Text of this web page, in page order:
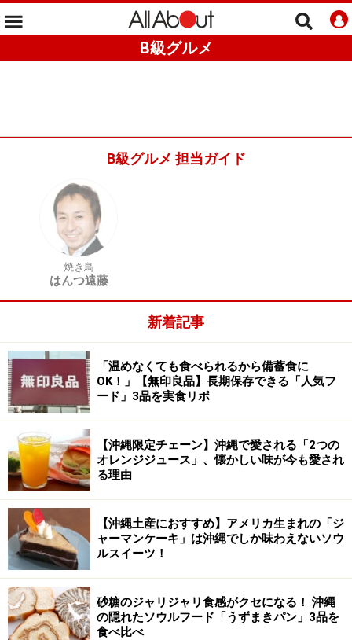
B級グルメ
B級グルメ 担当ガイド
焼き鳥
はんつ遠藤
新着記事
「温めなくても食べられるから備蓄食に
OK！」【無印良品】長期保存できる「人気フ
ード」3品を実食リポ
【沖縄限定チェーン】沖縄で愛される「2つの
オレンジジュース」、懐かしい味が今も愛され
る理由
【沖縄土産におすすめ】アメリカ生まれの「ジ
ャーマンケーキ」は沖縄でしか味わえないソウ
ルスイーツ！
砂糖のジャリジャリ食感がクセになる！ 沖縄
の隠れたソウルフード「うずまきパン」3品を
食べ比べ